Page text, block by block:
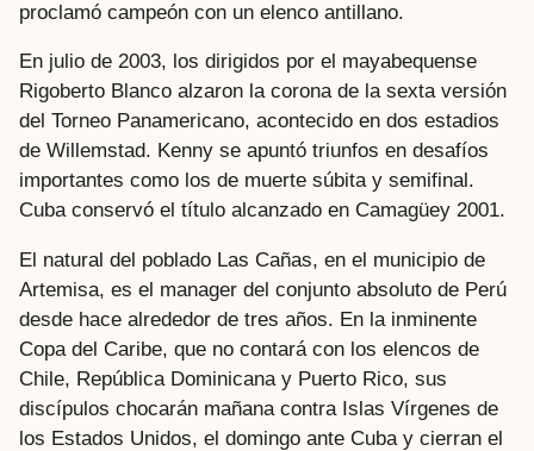
proclamó campeón con un elenco antillano.
En julio de 2003, los dirigidos por el mayabequense
Rigoberto Blanco alzaron la corona de la sexta versión
del Torneo Panamericano, acontecido en dos estadios
de Willemstad. Kenny se apuntó triunfos en desafíos
importantes como los de muerte súbita y semifinal.
Cuba conservó el título alcanzado en Camagüey 2001.
El natural del poblado Las Cañas, en el municipio de
Artemisa, es el manager del conjunto absoluto de Perú
desde hace alrededor de tres años. En la inminente
Copa del Caribe, que no contará con los elencos de
Chile, República Dominicana y Puerto Rico, sus
discípulos chocarán mañana contra Islas Vírgenes de
los Estados Unidos, el domingo ante Cuba y cierran el